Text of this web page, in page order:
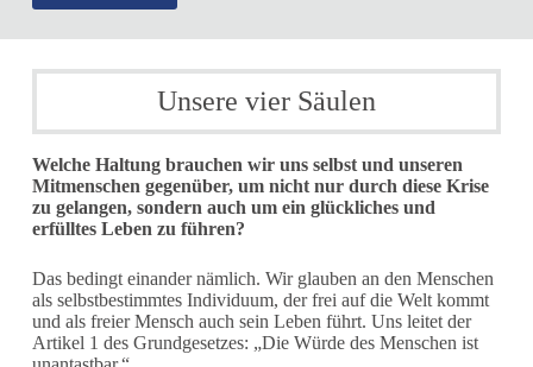
Unsere vier Säulen
Welche Haltung brauchen wir uns selbst und unseren
Mitmenschen gegenüber, um nicht nur durch diese Krise
zu gelangen, sondern auch um ein glückliches und
erfülltes Leben zu führen?
Das bedingt einander nämlich. Wir glauben an den Menschen
als selbstbestimmtes Individuum, der frei auf die Welt kommt
und als freier Mensch auch sein Leben führt. Uns leitet der
Artikel 1 des Grundgesetzes: „Die Würde des Menschen ist